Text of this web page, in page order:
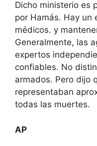
Dicho ministerio es
por Hamás. Hay un
médicos. y
Generalmente, las
expertos
confiables. No
armados. Pero dijo
representaban
todas las muertes.
AP